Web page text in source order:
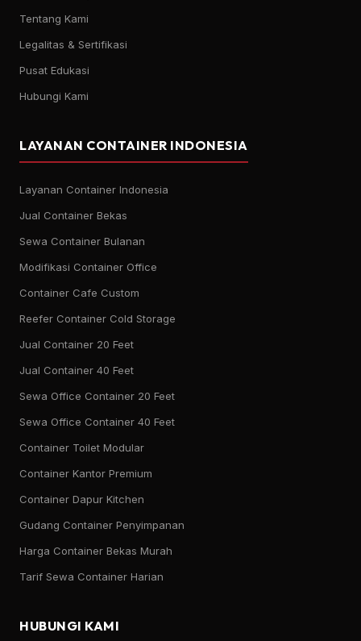
Tentang Kami
Legalitas & Sertifikasi
Pusat Edukasi
Hubungi Kami
LAYANAN CONTAINER INDONESIA
Layanan Container Indonesia
Jual Container Bekas
Sewa Container Bulanan
Modifikasi Container Office
Container Cafe Custom
Reefer Container Cold Storage
Jual Container 20 Feet
Jual Container 40 Feet
Sewa Office Container 20 Feet
Sewa Office Container 40 Feet
Container Toilet Modular
Container Kantor Premium
Container Dapur Kitchen
Gudang Container Penyimpanan
Harga Container Bekas Murah
Tarif Sewa Container Harian
HUBUNGI KAMI